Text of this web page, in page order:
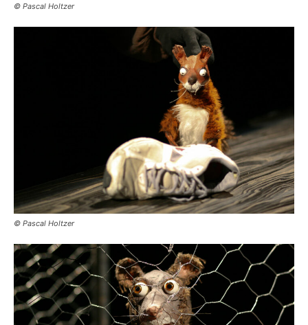
© Pascal Holtzer
© Pascal Holtzer